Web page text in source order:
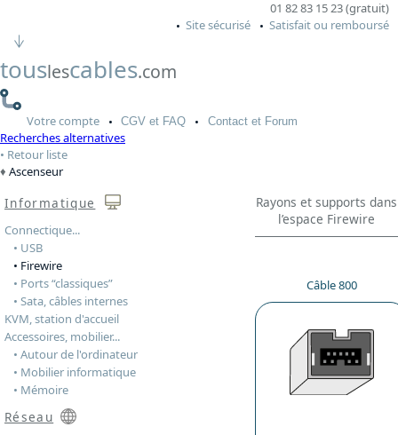
01 82 83 15 23 (gratuit)
Site sécurisé
Satisfait ou remboursé
touslescables.com
Votrecompte CGV et FAQ Contactet Forum
Recherches alternatives
Retour liste
Ascenseur
Rayons et supports dans
l’espace Firewire
Câble 800
Informatique
Connectique...
• USB
• Firewire
• Ports “classiques”
• Sata, câbles internes
KVM, station d'accueil
Accessoires, mobilier...
• Autour de l'ordinateur
• Mobilier informatique
• Mémoire
Réseau